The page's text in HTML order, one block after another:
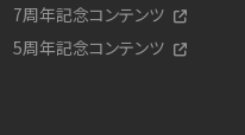
7周年記念コンテンツ
5周年記念コンテンツ